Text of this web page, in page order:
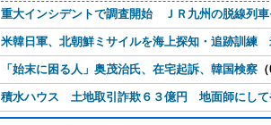
重大インシデントで調査開始 ＪＲ九州の脱線列
米韓日軍、北朝鮮ミサイルを海上探知・追跡訓練
「始末に困る人」奥茂治氏、在宅起訴、韓国検察
積水ハウス 土地取引詐欺６３億円 地面師にして